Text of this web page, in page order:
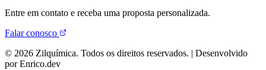
Entre em contato e receba uma proposta personalizada.
Falar conosco
© 2026 Zilquímica. Todos os direitos reservados. | Desenvolvido
por Enrico.dev